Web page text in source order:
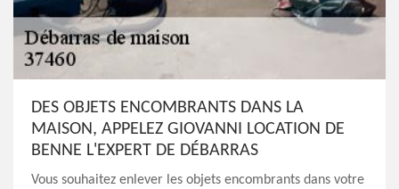
DES OBJETS ENCOMBRANTS DANS LA
MAISON, APPELEZ GIOVANNI LOCATION DE
BENNE L'EXPERT DE DÉBARRAS
Vous souhaitez enlever les objets encombrants dans votre